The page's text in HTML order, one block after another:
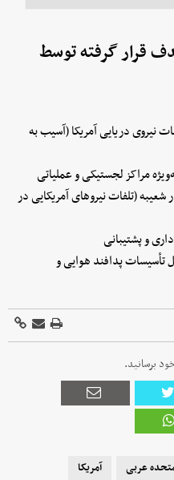
قرار گرفته توسط
نیروی دریایی آمریکا (آسیب به
مراکز لجستیکی و عملیاتی
شعیبه (تلفات نیروهای آمریکایی در
و پشتیبانی
تأسیسات پدافند هوایی و
برسانید.
عربی
آمریکا